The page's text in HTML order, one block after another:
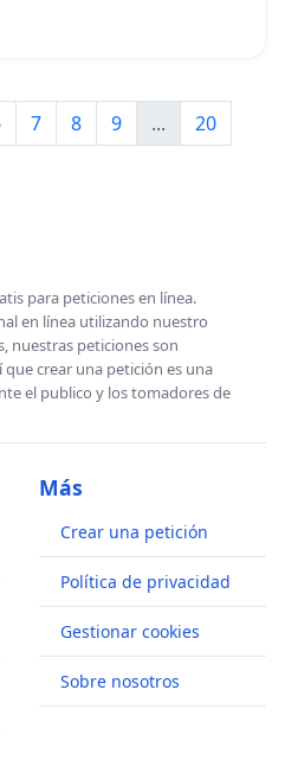
7 8 9 ...
20
para peticiones en línea.
en línea utilizando nuestro
nuestras peticiones son
crear una petición es una
el publico y los tomadores de
Más
Crear una petición
Política de privacidad
Gestionar cookies
Sobre nosotros